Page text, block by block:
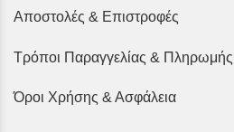
Αποστολές & Επιστροφές
Τρόποι Παραγγελίας & Πληρωμής
Όροι Χρήσης & Ασφάλεια